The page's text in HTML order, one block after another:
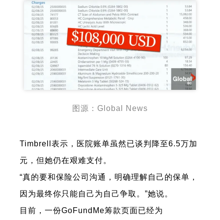
图源：Global News
Timbrell表示，医院账单虽然已谈判降至6.5万加
元，但她仍在艰难支付。
“真的要和保险公司沟通，明确理解自己的保单，
因为最终你只能自己为自己争取。”她说。
目前，一份GoFundMe筹款页面已经为